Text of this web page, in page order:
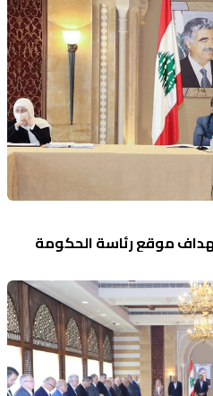
موقع رئاسة الحكومة